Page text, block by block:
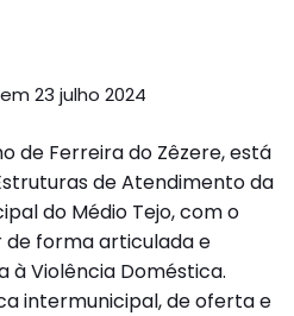
23 julho 2024
de Ferreira do Zêzere, está
de Atendimento da
do Médio Tejo, com o
forma articulada e
Violência Doméstica.
intermunicipal, de oferta e